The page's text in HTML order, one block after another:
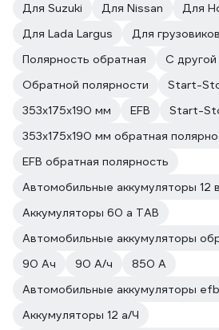
Для Suzuki
Для Nissan Для
Для Lada Largus
Для грузовиков
Полярность обратная
С
Обратной полярности
Start-
353x175x190 мм
EFB
Start-
353x175x190 мм обратная
EFB обратная полярность
Автомобильные аккумуляторы 12
Аккумуляторы 60 а TAB
90 Ач
90 А/ч
850 А
Автомобильные аккумуляторы
Аккумуляторы 12 а/Ч